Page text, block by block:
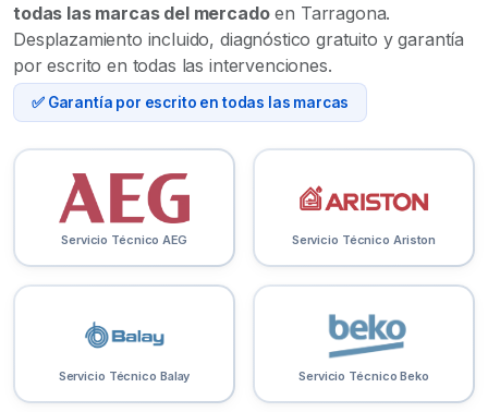
todas las marcas del mercadoen Tarragona.
Desplazamiento incluido, diagnóstico gratuito y garantía
por escrito en todas las intervenciones.
✅ Garantía por escrito en todas las marcas
Servicio Técnico AEG Servicio Técnico Ariston
Servicio Técnico Balay Servicio Técnico Beko